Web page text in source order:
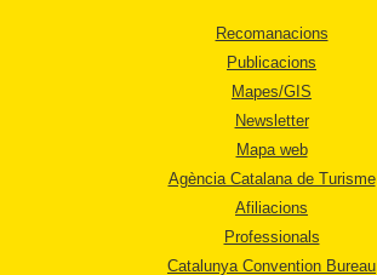
Recomanacions
Publicacions
Mapes/GIS
Newsletter
Mapa web
Agència Catalana de Turisme
Afiliacions
Professionals
Catalunya Convention Bureau